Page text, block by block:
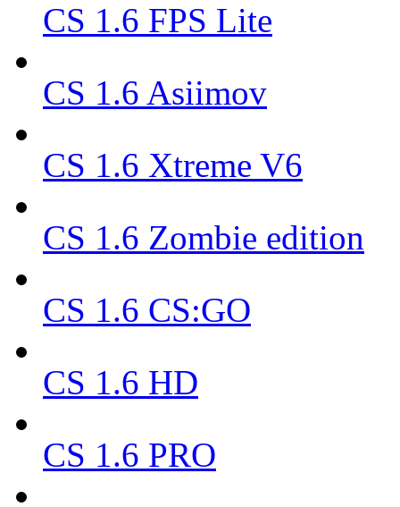
CS 1.6 FPS Lite
CS 1.6 Asiimov
CS 1.6 Xtreme V6
CS 1.6 Zombie edition
CS 1.6 CS:GO
CS 1.6 HD
CS 1.6 PRO